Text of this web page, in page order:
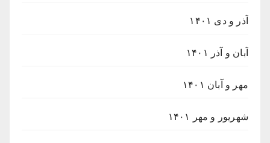
آذر و دی ۱۴۰۱
آبان و آذر ۱۴۰۱
مهر و آبان ۱۴۰۱
شهریور و مهر ۱۴۰۱